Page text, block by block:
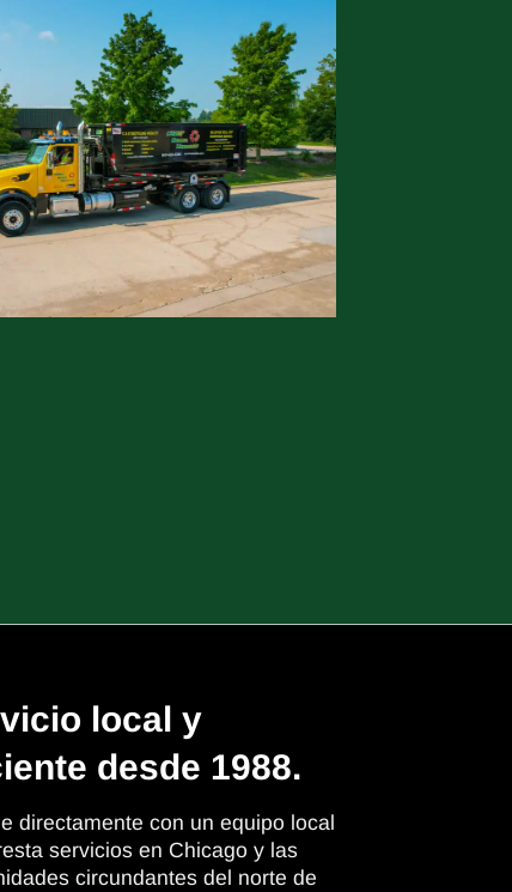
local y
desde 1988.
directamente con un equipo local
servicios en Chicago y las
circundantes del norte de